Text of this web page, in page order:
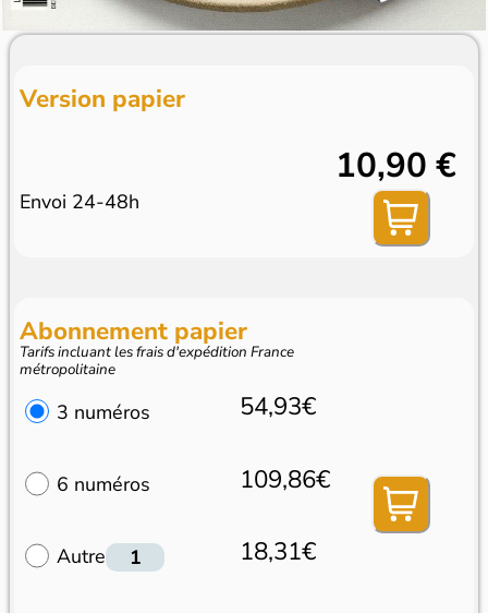
Version papier
Envoi 24-48h
10,90 €
Abonnement papier
Tarifs incluant les frais d'expédition France
métropolitaine
3 numéros 54,93€
6 numéros 109,86€
Autre 18,31€